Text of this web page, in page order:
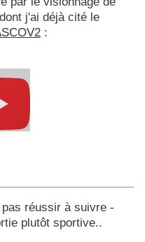
j'ai déjà cité le
:
réussir à suivre -
plutôt sportive..